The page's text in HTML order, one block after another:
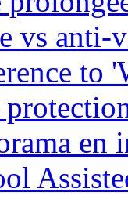
vs anti-
to
en